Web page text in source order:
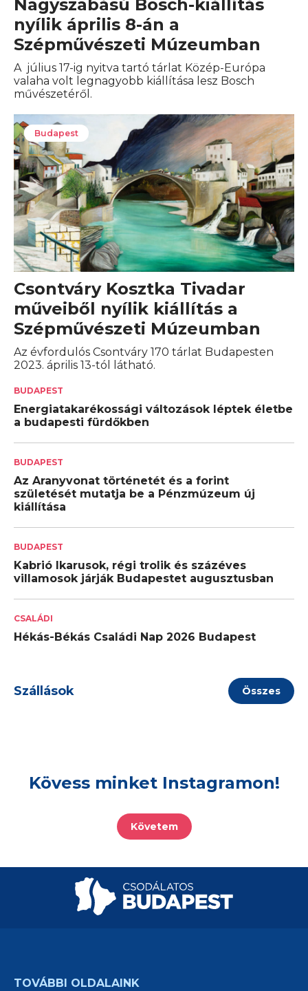
Nagyszabású Bosch-kiállítás
nyílik április 8-án a
Szépművészeti Múzeumban
A július 17-ig nyitva tartó tárlat Közép-Európa
valaha volt legnagyobb kiállítása lesz Bosch
művészetéről.
Budapest
Csontváry Kosztka Tivadar
műveiből nyílik kiállítás a
Szépművészeti Múzeumban
Az évfordulós Csontváry 170 tárlat Budapesten
2023. április 13-tól látható.
BUDAPEST
Energiatakarékossági változások léptek életbe
a budapesti fürdőkben
BUDAPEST
Az Aranyvonat történetét és a forint
születését mutatja be a Pénzmúzeum új
kiállítása
BUDAPEST
Kabrió Ikarusok, régi trolik és százéves
villamosok járják Budapestet augusztusban
CSALÁDI
Hékás-Békás Családi Nap 2026 Budapest
Szállások Összes
Kövess minket Instagramon!
Követem
TOVÁBBI OLDALAINK